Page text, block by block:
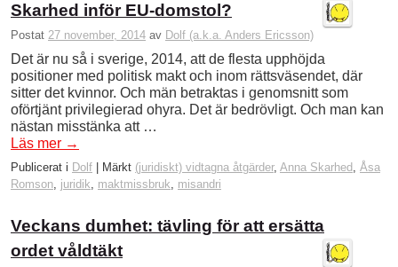
Skarhed inför EU-domstol?
Postat 27 november, 2014 av Dolf (a.k.a. Anders Ericsson)
Det är nu så i sverige, 2014, att de flesta upphöjda
positioner med politisk makt och inom rättsväsendet, där
sitter det kvinnor. Och män betraktas i genomsnitt som
oförtjänt privilegierad ohyra. Det är bedrövligt. Och man kan
nästan misstänka att …
Läs mer →
Publicerat i Dolf | Märkt (juridiskt) vidtagna åtgärder, Anna Skarhed Åsa
Romson juridik maktmissbruk misandri
Veckans dumhet: tävling för att ersätta
ordet våldtäkt